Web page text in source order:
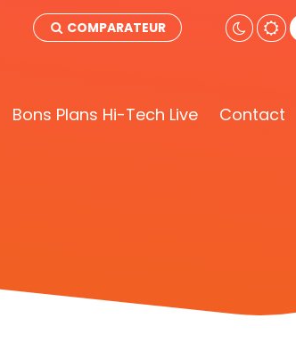
COMPARATEUR
Bons Plans Hi-Tech Live Contact